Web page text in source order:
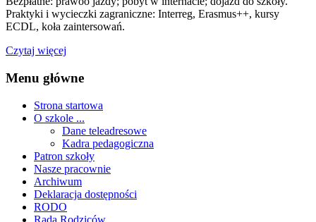
Praktyki i wycieczki zagraniczne: Interreg, Erasmus++, kursy
ECDL, koła zaintersowań.
Czytaj więcej
Menu główne
Strona startowa
O szkole ...
Dane teleadresowe
Kadra pedagogiczna
Patron szkoły
Nasze pracownie
Archiwum
Deklaracja dostępności
RODO
Rada Rodziców